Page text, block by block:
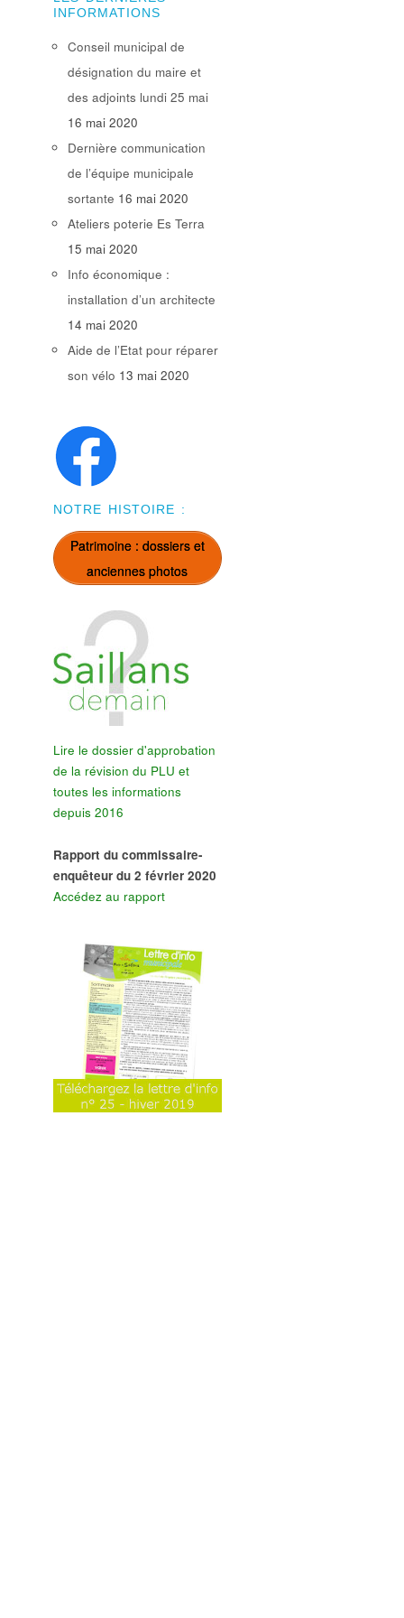
INFORMATIONS
Conseil municipal de
désignation du maire et
des adjoints lundi 25 mai
16 mai 2020
Dernière communication
de l’équipe municipale
sortante 16 mai 2020
Ateliers poterie Es Terra
15 mai 2020
Info économique :
installation d’un architecte
14 mai 2020
Aide de l’Etat pour réparer
son vélo 13 mai 2020
NOTRE HISTOIRE :
Patrimoine : dossiers et
anciennes photos
Lire le dossier d'approbation
de la révision du PLU et
toutes les informations
depuis 2016
Rapport du commissaire-
enquêteur du 2 février 2020
Accédez au rapport